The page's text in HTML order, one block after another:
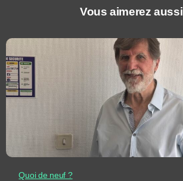
Vous aimerez aussi
Quoi de neuf ?